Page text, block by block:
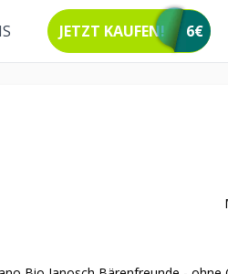
JETZT KAUFEN! 6€